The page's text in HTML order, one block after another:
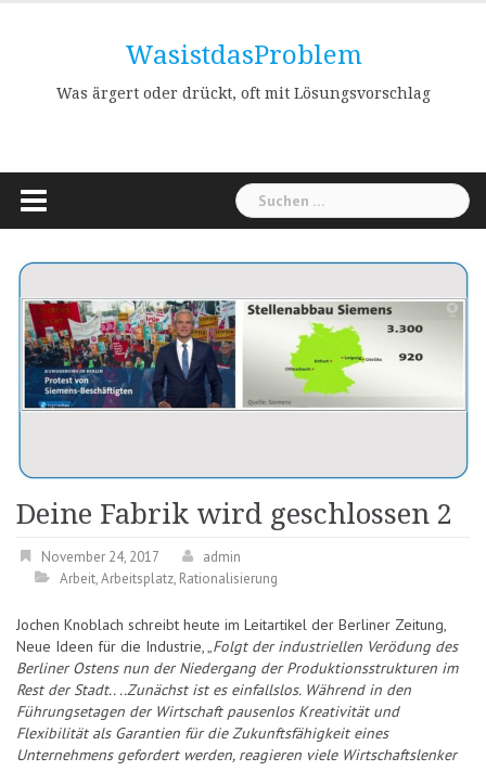
WasistdasProblem
Was ärgert oder drückt, oft mit Lösungsvorschlag
Suchen
nach:
Deine Fabrik wird geschlossen 2
November 24, 2017
admin
Arbeit,Arbeitsplatz, Rationalisierung
Jochen Knoblach schreibt heute im Leitartikel der Berliner Zeitung,
Neue Ideen für die Industrie, „ Folgt der industriellen Verödung des
Berliner Ostens nun der Niedergang der Produktionsstrukturen im
Rest der Stadt.. ..Zunächst ist es einfallslos. Während in den
Führungsetagen der Wirtschaft pausenlos Kreativität und
Flexibilität als Garantien für die Zukunftsfähigkeit eines
Unternehmens gefordert werden, reagieren viele Wirtschaftslenker